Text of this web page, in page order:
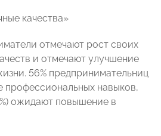
качества»
отмечают рост своих
и отмечают улучшение
56% предпринимательниц
навыков,
ожидают повышение в